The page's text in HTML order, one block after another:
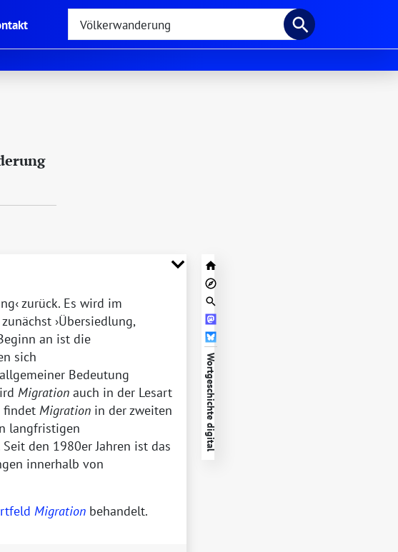
zurück. Es wird im
Übersiedlung,
an ist die
sich
Bedeutung
Migration auch in der Lesart
findet Migration in der zweiten
langfristigen
den 1980er Jahren ist das
innerhalb von
Migration behandelt.
Wortgeschichte digital